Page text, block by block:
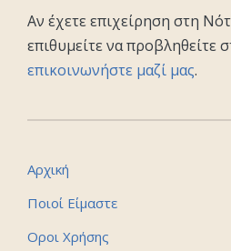
Αν έχετε επιχείρηση στη
επιθυμείτε να προβληθείτε
επικοινωνήστε μαζί μας.
Αρχική
Ποιοί Είμαστε
Οροι Χρήσης